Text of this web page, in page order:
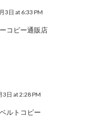
3日 at 6:33 PM
コピー通販店
3日 at 2:28 PM
ルトコピー